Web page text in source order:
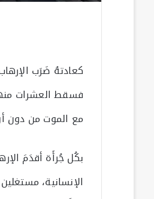
كعادتهُ ضَرَب
فسقط العشرات
مع الموت من دون
بكُل جُرأَة أقدَمَ
الإنسانية،